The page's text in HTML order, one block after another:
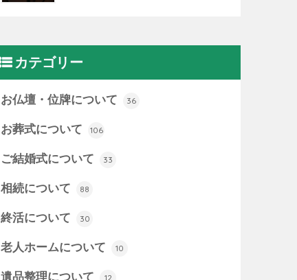
カテゴリー
お仏壇・位牌について 36
お葬式について 106
ご結婚式について 33
相続について 88
終活について 30
老人ホームについて 10
遺品整理について 12